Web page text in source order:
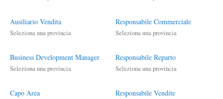
Ausiliario Vendita
Seleziona una provincia
Business Development Manager
Seleziona una provincia
Capo Area
Responsabile Commerciale
Seleziona una provincia
Responsabile Reparto
Seleziona una provincia
Responsabile Vendite